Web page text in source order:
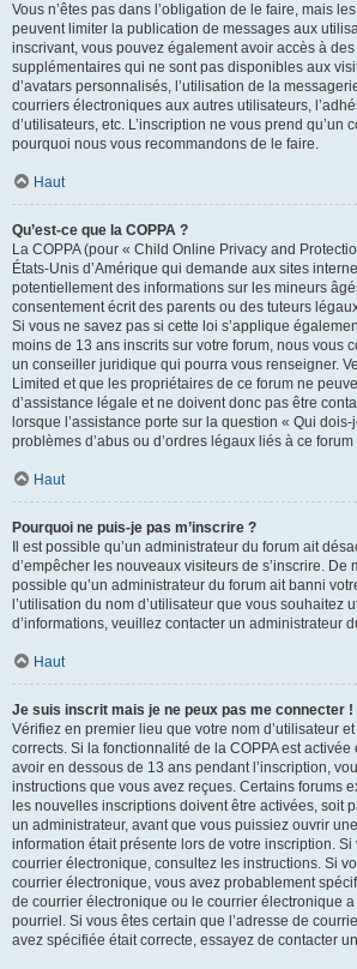
Vous n’êtes pas dans l’obligation de le faire, mais
peuvent limiter la publication de messages aux
inscrivant, vous pouvez également avoir accès à
supplémentaires qui ne sont pas disponibles aux
d’avatars personnalisés, l’utilisation de la
courriers électroniques aux autres utilisateurs,
d’utilisateurs, etc. L’inscription ne vous prend qu’un
pourquoi nous vous recommandons de le faire.
Haut
Qu’est-ce que la COPPA ?
La COPPA (pour « Child Online Privacy and
États-Unis d’Amérique qui demande aux sites
potentiellement des informations sur les mineurs
consentement écrit des parents ou des tuteurs
Si vous ne savez pas si cette loi s’applique
moins de 13 ans inscrits sur votre forum, nous vous
un conseiller juridique qui pourra vous renseigner.
Limited et que les propriétaires de ce forum ne
d’assistance légale et ne doivent donc pas être
lorsque l’assistance porte sur la question « Qui
problèmes d’abus ou d’ordres légaux liés à ce forum
Haut
Pourquoi ne puis-je pas m’inscrire ?
Il est possible qu’un administrateur du forum ait
d’empêcher les nouveaux visiteurs de s’inscrire. De
possible qu’un administrateur du forum ait banni
l’utilisation du nom d’utilisateur que vous souhaitez
d’informations, veuillez contacter un administrateur
Haut
Je suis inscrit mais je ne peux pas me connecter !
Vérifiez en premier lieu que votre nom d’utilisateur
corrects. Si la fonctionnalité de la COPPA est
avoir en dessous de 13 ans pendant l’inscription,
instructions que vous avez reçues. Certains forums
les nouvelles inscriptions doivent être activées, soit
un administrateur, avant que vous puissiez ouvrir
information était présente lors de votre inscription. Si
courrier électronique, consultez les instructions. Si
courrier électronique, vous avez probablement
de courrier électronique ou le courrier électronique
pourriel. Si vous êtes certain que l’adresse de
avez spécifiée était correcte, essayez de contacter